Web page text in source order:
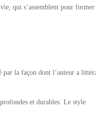
qui s’assemblent pour former
par la façon dont l’auteur a
et durables. Le style